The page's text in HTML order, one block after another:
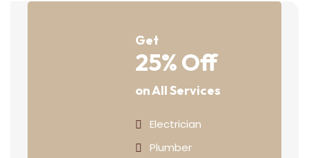
Get
25% Off
on All Services
Electrician
Plumber